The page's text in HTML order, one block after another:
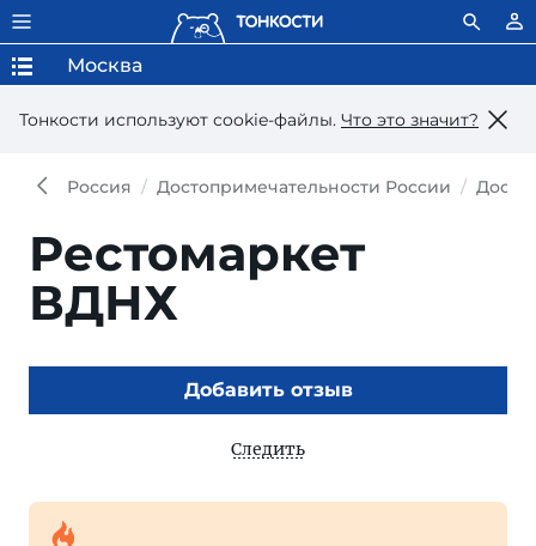
Тонкости используют сookie-файлы. Что это значит?
Москва
Россия Достопримечательности России
Рестомаркет
ВДНХ
Добавить отзыв
Следить